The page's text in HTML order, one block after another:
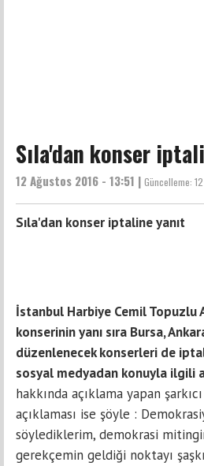
Sıla'dan konser
12 Ağustos 2016 - 13:51 | Güncelleme:
Sıla'dan konser iptaline yanıt
İstanbul Harbiye Cemil Topuzlu
konserinin yanı sıra Bursa,
düzenlenecek konserleri de iptal
sosyal medyadan konuyla ilgili
hakkında açıklama yapan
açıklaması ise şöyle :
söylediklerim, demokrasi
gerekçemin geldiği noktayı